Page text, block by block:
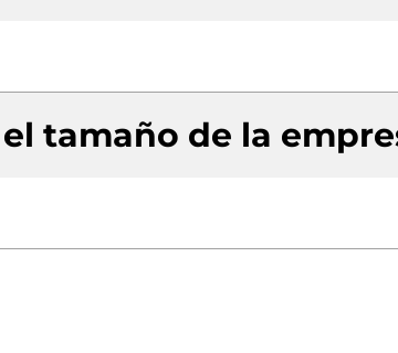
el tamaño de la